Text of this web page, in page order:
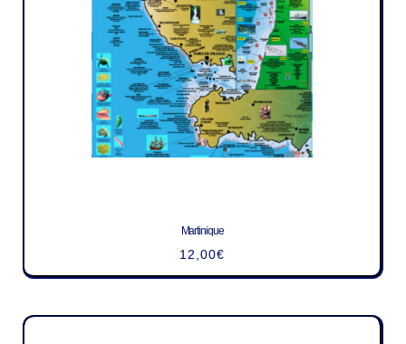
Martinique
12,00€